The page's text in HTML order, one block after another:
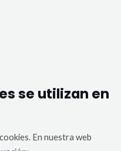
se utilizan en
En nuestra web